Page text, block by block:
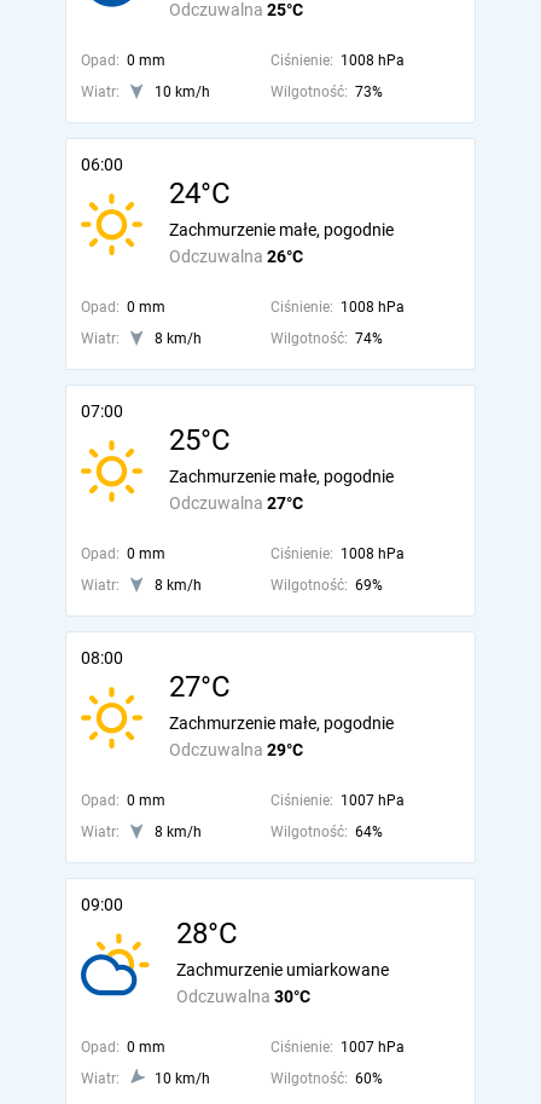
Odczuwalna 25°C
Opad: 0 mm Ciśnienie: 1008 hPa
Wiatr:
10 km/h Wilgotność: 73%
06:00
24°C
Odczuwalna 26°C
Zachmurzenie małe, pogodnie
Opad: 0 mm Ciśnienie: 1008 hPa
Wiatr:
8 km/h Wilgotność: 74%
07:00
25°C
Odczuwalna 27°C
Zachmurzenie małe, pogodnie
Opad: 0 mm Ciśnienie: 1008 hPa
Wiatr:
8 km/h Wilgotność: 69%
08:00
27°C
Odczuwalna 29°C
Zachmurzenie małe, pogodnie
Opad: 0 mm Ciśnienie: 1007 hPa
Wiatr:
8 km/h Wilgotność: 64%
09:00
28°C
Odczuwalna 30°C
Zachmurzenie umiarkowane
Opad: 0 mm Ciśnienie: 1007 hPa
Wiatr:
10 km/h Wilgotność: 60%